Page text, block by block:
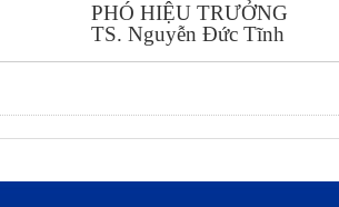
PHÓ HIỆU TRƯỞNG
TS. Nguyễn Đức Tĩnh